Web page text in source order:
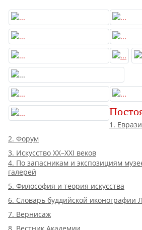
1.
2. Форум
3. Искусство XX–XXI веков
4. По запасникам и экспозициям
галерей
5. Философия и теория искусства
6. Словарь буддийской иконографии
7. Вернисаж